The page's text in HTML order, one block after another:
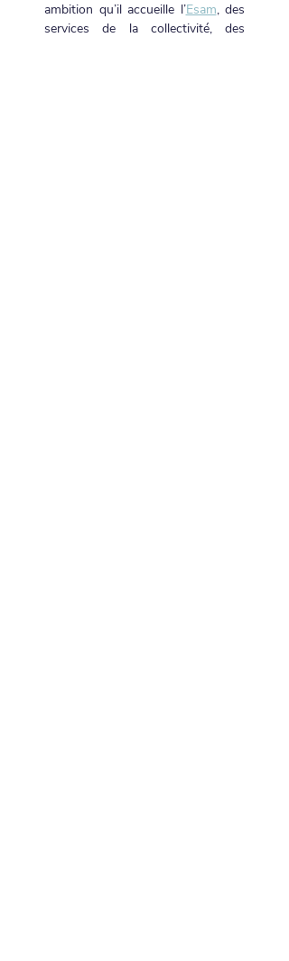
ambition qu’il accueille l’Esam, des
services de la collectivité, des